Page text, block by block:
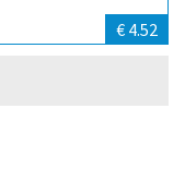
€ 4.52